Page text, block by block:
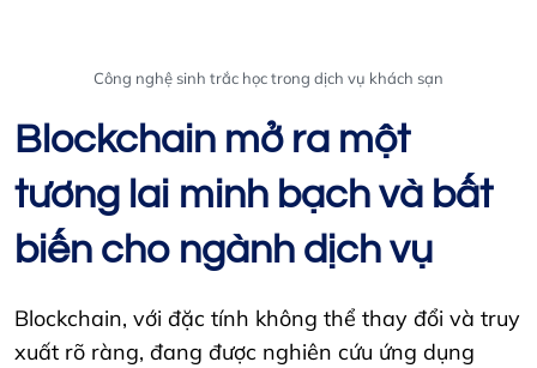
Công nghệ sinh trắc học trong dịch vụ khách sạn
Blockchain mở ra một
tương lai minh bạch và bất
biến cho ngành dịch vụ
Blockchain, với đặc tính không thể thay đổi và truy
xuất rõ ràng, đang được nghiên cứu ứng dụng